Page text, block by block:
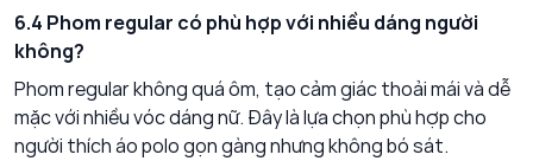
6.4 Phom regular có phù hợp với nhiều dáng người
không?
Phom regular không quá ôm, tạo cảm giác thoải mái và dễ
mặc với nhiều vóc dáng nữ. Đây là lựa chọn phù hợp cho
người thích áo polo gọn gàng nhưng không bó sát.